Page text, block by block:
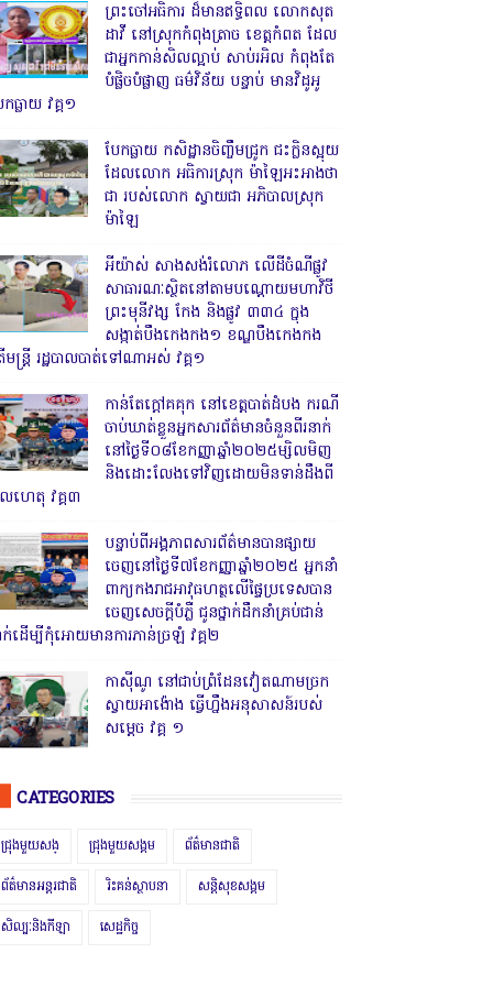
ព្រះចៅអធិការ ដ៏មានឥទ្ធិពល លោកសុត
ដាវី នៅស្រុកកំពុងត្រាច ខេត្តកំពត ដែល
ជាអ្នកកាន់សិលល្អាប់ សាប់រអិល កំពុងតែ
បំផ្លិចបំផ្លាញ ធម៌វិន័យ បន្ទាប់ មានវិដូអូ
កធ្លាយ វគ្គ១
បែកធ្លាយ កសិដ្ឋានចិញ្ចឹមជ្រូក ជះក្លិនស្អុយ
ដែលលោក អធិការស្រុក ម៉ាឡៃអះអាងថា
ជា របស់លោក ស្វាយជា អភិបាលស្រុក
ម៉ាឡៃ
អីយ៉ាស់ សាងសង់រំលោភ លើដីចំណីផ្លូវ
សាធារណៈស្ថិតនៅតាមបណ្ដោយមហាវិថី
ព្រះមុនីវង្ស កែង និងផ្លូវ ៣៣៤ ក្នុង
សង្កាត់បឹងកេងកង១ ខណ្ឌបឹងកេងកង
មន្ត្រី រដ្ឋបាលបាត់ទៅណាអស់ វគ្គ១
កាន់តែក្តៅគគុក នៅខេត្តបាត់ដំបង ករណី
ចាប់ឃាត់ខ្លួនអ្នកសារព័ត៌មានចំនួនពីរនាក់
នៅថ្ងៃទី០៨ខែកញ្ញាឆ្នាំ២០២៥ម្សិលមិញ
និងដោះលែងទៅវិញដោយមិនទាន់ដឹងពី
ហេតុ វគ្គ៣
បន្ទាប់ពីអង្គភាពសារព័ត៌មានបានផ្សាយ
ចេញនៅថ្ងៃទី៧ខែកញ្ញាឆ្នាំ២០២៥ អ្នកនាំ
ពាក្យកងរាជអាវុធហត្ថលើផ្ទៃប្រទេសបាន
ចេញសេចក្តីបំភ្លឺ ជូនថ្នាក់ដឹកនាំគ្រប់ជាន់
ាក់ដើម្បីកុំអោយមានការភាន់ច្រឡំ វគ្គ២
កាសុីណូ នៅជាប់ព្រំដែនវៀតណាមច្រក
ស្វាយអាង៉ោង ធ្វើហ្នឹងអនុសាសន៍របស់
សម្ដេច វគ្គ ១
CATEGORIES
ជ្រុងមួយសង្ ជ្រុងមួយសង្គម ព័ត៌មានជាតិ
ព័ត៌មានអន្តរជាតិ រិះគន់ស្ថាបនា សន្តិសុខសង្គម
សិល្បៈនិងកីឡា សេដ្ឋកិច្ច